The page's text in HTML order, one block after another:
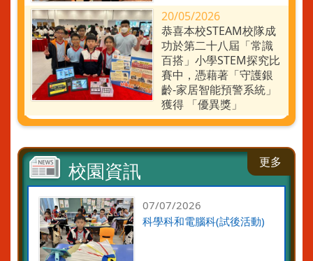
20/05/2026
恭喜本校STEAM校隊成
功於第二十八屆「常識
百搭」小學STEM探究比
賽中，憑藉著「守護銀
齡-家居智能預警系統」
獲得 「優異獎」
更多
校園資訊
07/07/2026
科學科和電腦科(試後活動)